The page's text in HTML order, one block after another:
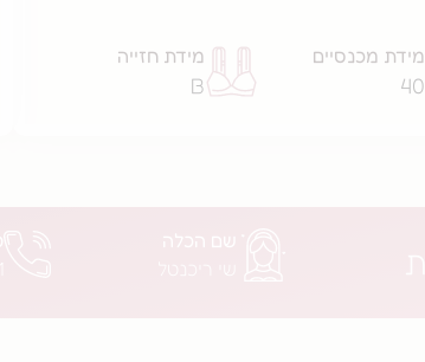
מידת מכנסיים
40
מידת חזייה
B